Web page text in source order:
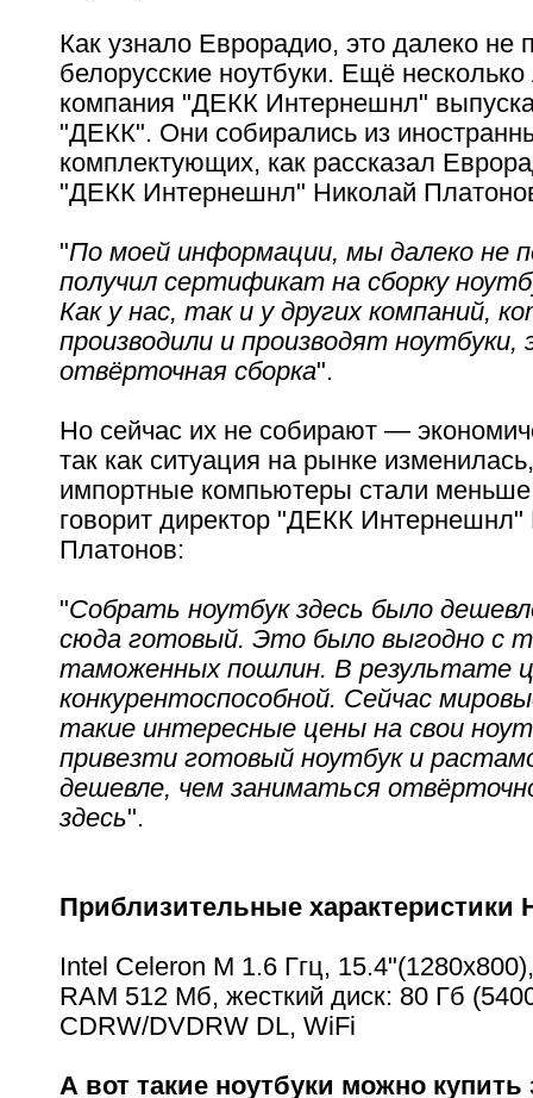
Как узнало Еврорадио, это далеко не
белорусские ноутбуки. Ещё несколько
компания "ДЕКК Интернешнл"
"ДЕКК". Они собирались из
комплектующих, как рассказал
"ДЕКК Интернешнл" Николай
"По моей информации, мы далеко не
получил сертификат на сборку
Как у нас, так и у других компаний,
производили и производят
отвёрточная сборка".
Но сейчас их не собирают —
так как ситуация на рынке
импортные компьютеры стали
говорит директор "ДЕКК Интернешнл"
Платонов:
"Собрать ноутбук здесь было
сюда готовый. Это было выгодно с
таможенных пошлин. В результате
конкурентоспособной. Сейчас
такие интересные цены на свои
привезти готовый ноутбук и
дешевле, чем заниматься
здесь".
Приблизительные характеристики
Intel Celeron M 1.6 Ггц,
RAM 512 Мб, жесткий диск: 80 Гб
CDRW/DVDRW DL, WiFi
А вот такие ноутбуки можно купить